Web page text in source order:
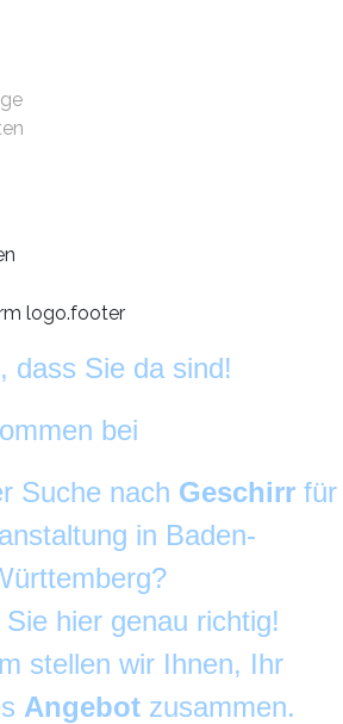
dass Sie da sind!
bei
Suche nach Geschirr für
in Baden-
hier genau richtig!
stellen wir Ihnen, Ihr
Angebot zusammen.